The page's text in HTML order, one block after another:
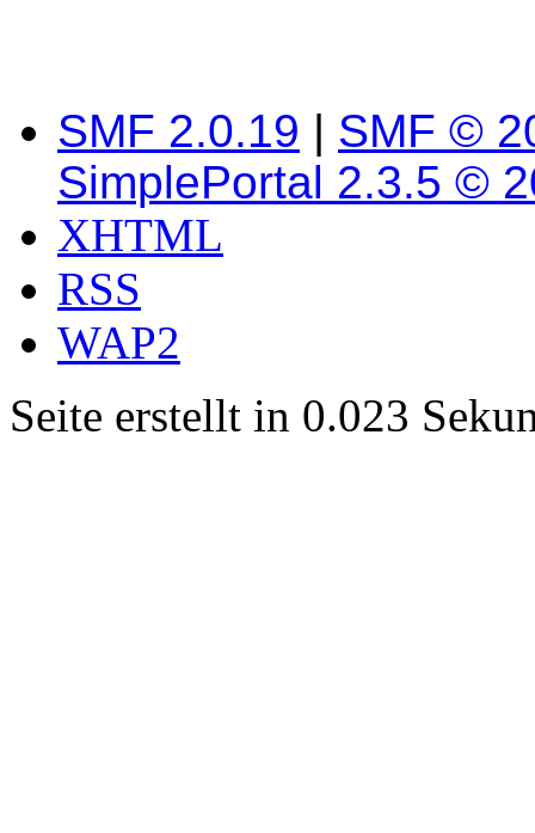
SMF 2.0.19 | SMF ©
SimplePortal 2.3.5 ©
XHTML
RSS
WAP2
Seite erstellt in 0.023